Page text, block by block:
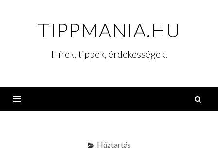
TIPPMANIA.HU
Hírek, tippek, érdekességek.
Háztartás